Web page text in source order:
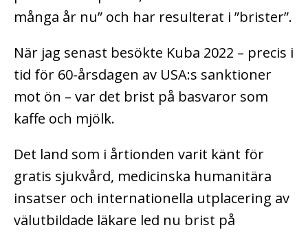
många år nu” och har resulterat i ”brister”.
När jag senast besökte Kuba 2022 – precis i
tid för 60-årsdagen av USA:s sanktioner
mot ön – var det brist på basvaror som
kaffe och mjölk.
Det land som i årtionden varit känt för
gratis sjukvård, medicinska humanitära
insatser och internationella utplacering av
välutbildade läkare led nu brist på